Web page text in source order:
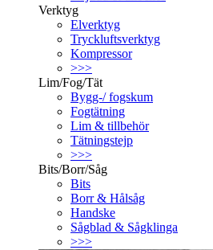
Verktyg
Elverktyg
Tryckluftsverktyg
Kompressor
>>>
Lim/Fog/Tät
Bygg-/ fogskum
Fogtätning
Lim & tillbehör
Tätningstejp
>>>
Bits/Borr/Såg
Bits
Borr & Hålsåg
Handske
Sågblad & Sågklinga
>>>